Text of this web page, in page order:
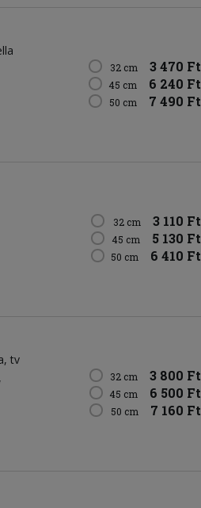
32 cm 3 470 Ft
45 cm 6 240 Ft
50 cm 7 490 Ft
32 cm 3 110 Ft
45 cm 5 130 Ft
50 cm 6 410 Ft
tv
32 cm 3 800 Ft
45 cm 6 500 Ft
50 cm 7 160 Ft